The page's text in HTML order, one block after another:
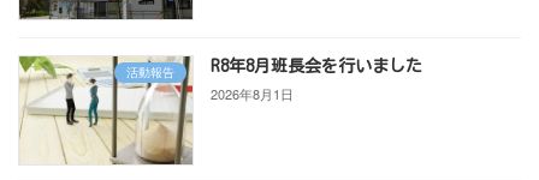
活動報告 R8年8月班長会を行いました
2026年8月1日